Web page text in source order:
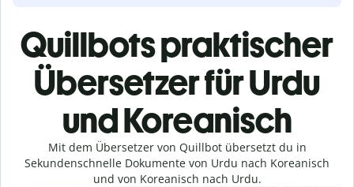
Quillbots praktischer
Übersetzer für Urdu
und Koreanisch
Mit dem Übersetzer von Quillbot übersetzt du in
Sekundenschnelle Dokumente von Urdu nach Koreanisch
und von Koreanisch nach Urdu.